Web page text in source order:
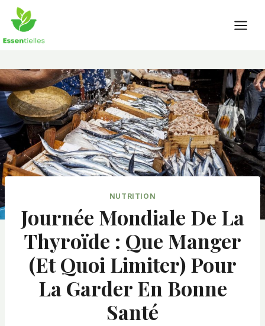
Skip
content
NUTRITION
Journée Mondiale De La
Thyroïde : Que Manger
(et Quoi Limiter) Pour
La Garder En Bonne
Santé